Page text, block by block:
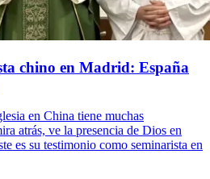
chino en Madrid: España
en China tiene muchas
atrás, ve la presencia de Dios en
es su testimonio como seminarista en